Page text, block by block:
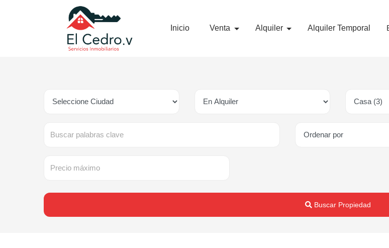
Inicio Venta Alquiler Alquiler Temporal
Buscar Propiedad